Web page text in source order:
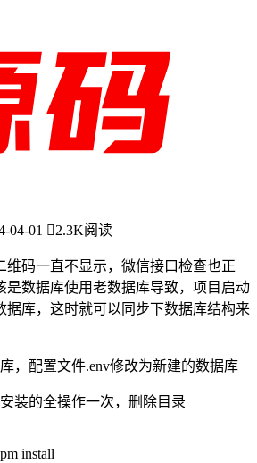
04-01 2.3K阅读
维码一直不显示，微信接口检查也正
是数据库使用老数据库导致，项目启动
据库，这时就可以同步下数据库结构来
，配置文件.env修改为新建的数据库
装的全操作一次，删除目录
install